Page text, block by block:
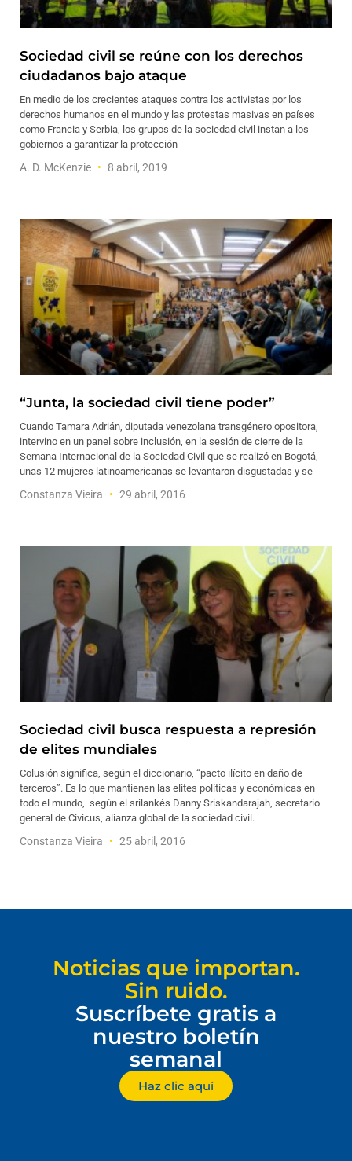
Sociedad civil se reúne con los derechos
ciudadanos bajo ataque
En medio de los crecientes ataques contra los activistas por los
derechos humanos en el mundo y las protestas masivas en países
como Francia y Serbia, los grupos de la sociedad civil instan a los
gobiernos a garantizar la protección
A. D. McKenzie 8 abril, 2019
“Junta, la sociedad civil tiene poder”
Cuando Tamara Adrián, diputada venezolana transgénero opositora,
intervino en un panel sobre inclusión, en la sesión de cierre de la
Semana Internacional de la Sociedad Civil que se realizó en Bogotá,
unas 12 mujeres latinoamericanas se levantaron disgustadas y se
Constanza Vieira 29 abril, 2016
Sociedad civil busca respuesta a represión
de elites mundiales
Colusión significa, según el diccionario, “pacto ilícito en daño de
terceros”. Es lo que mantienen las elites políticas y económicas en
todo el mundo, según el srilankés Danny Sriskandarajah, secretario
general de Civicus, alianza global de la sociedad civil.
Constanza Vieira 25 abril, 2016
Noticias que importan.
Sin ruido.
Suscríbete gratis a
nuestro boletín
semanal
Haz clic aquí